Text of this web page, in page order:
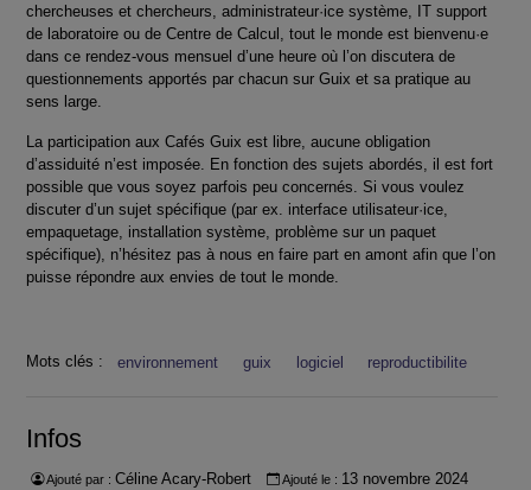
chercheuses et chercheurs, administrateur·ice système, IT support
de laboratoire ou de Centre de Calcul, tout le monde est bienvenu·e
dans ce rendez-vous mensuel d’une heure où l’on discutera de
questionnements apportés par chacun sur Guix et sa pratique au
sens large.
La participation aux Cafés Guix est libre, aucune obligation
d’assiduité n’est imposée. En fonction des sujets abordés, il est fort
possible que vous soyez parfois peu concernés. Si vous voulez
discuter d’un sujet spécifique (par ex. interface utilisateur·ice,
empaquetage, installation système, problème sur un paquet
spécifique), n’hésitez pas à nous en faire part en amont afin que l’on
puisse répondre aux envies de tout le monde.
Mots clés : environnement guix logiciel reproductibilite
Infos
Ajouté par : Céline Acary-Robert Ajouté le : 13 novembre 2024